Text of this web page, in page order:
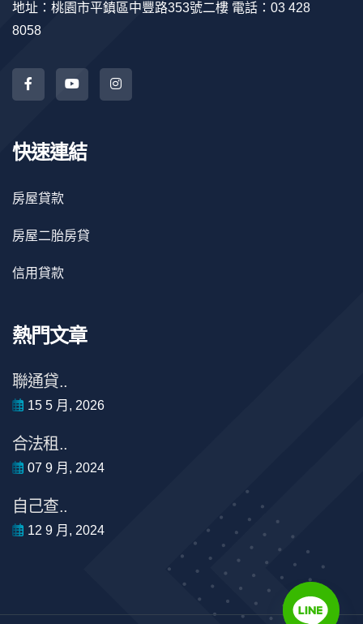
地址：桃園市平鎮區中豐路353號二樓 電話：03 428
8058
快速連結
房屋貸款
房屋二胎房貸
信用貸款
熱門文章
聯通貸..
15 5 月, 2026
合法租..
07 9 月, 2024
自己查..
12 9 月, 2024